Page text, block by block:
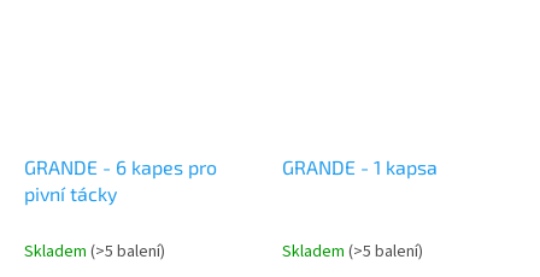
GRANDE - 6 kapes pro
pivní tácky
Skladem (>5 balení)
GRANDE - 1 kapsa
Skladem (>5 balení)